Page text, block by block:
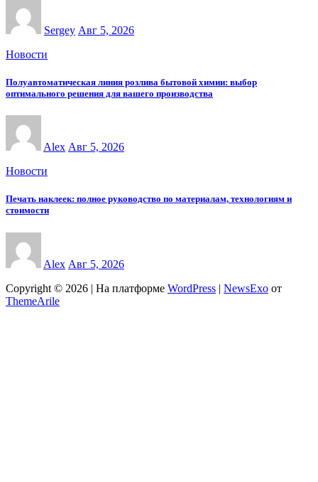
Sergey Авг 5, 2026
Новости
Полуавтоматическая линия розлива бытовой химии: выбор
оптимального решения для вашего производства
Alex Авг 5, 2026
Новости
Печать наклеек: полное руководство по материалам, технологиям и
стоимости
Alex Авг 5, 2026
Copyright © 2026 | На платформе WordPress | NewsExo от
ThemeArile